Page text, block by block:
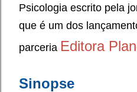
Psicologia escrito pela
que é um dos
parceria Editora
Sinopse